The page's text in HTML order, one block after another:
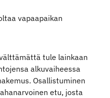
vapaapaikan
tule lainkaan
alkuvaiheessa
Osallistuminen
etu, josta